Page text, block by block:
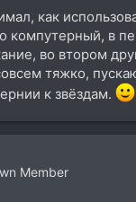
как
компутерный, в
во втором
тяжко,
к звёздам.
Member